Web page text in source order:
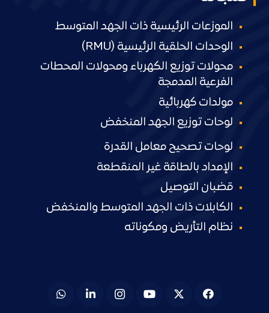
الموزعات الرئيسية ذات الجهد المتوسط
الوحدات الحلقية الرئيسية (RMU)
محولات توزيع الكهرباء ومحولات المحطات
الفرعية المدمجة
مولدات كهربائية
لوحات توزيع الجهد المنخفض
لوحات تصحيح معامل القدرة
الإمداد بالطاقة غير المنقطعة
قضبان التوصيل
الكابلات ذات الجهد المتوسط والمنخفض
نظام التأريض ومكوناته